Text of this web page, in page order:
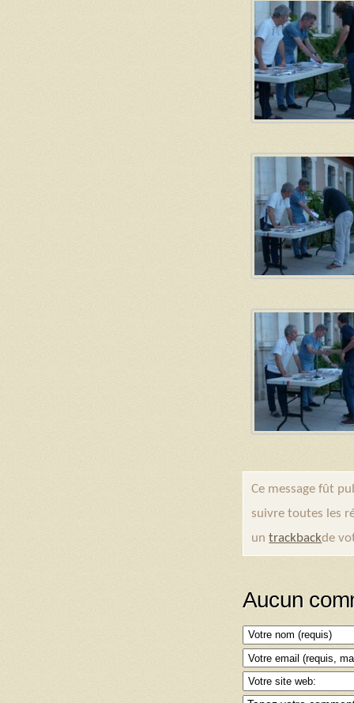
Ce message fût
suivre toutes les
untrackbackde
Aucun